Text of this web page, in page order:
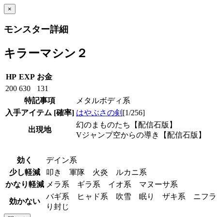
×
モンスター詳細
キラーマシン２
HP EXP お金
200 630
131
特記事項
メタルボディ系
入手アイテム [確率] はやぶさの剣 [1/256]
出現地
幻のまものたち【配信石版】
Vジャンプ空からの導き【配信石版】
効く
デイン系
少し軽減
叩き 軍隊 火炎 ルカニ系
かなり軽減 メラ系 ギラ系 イオ系 マヌーサ系
効かない
バギ系 ヒャド系 吹雪 眠り ザキ系 ニフ
り封じ